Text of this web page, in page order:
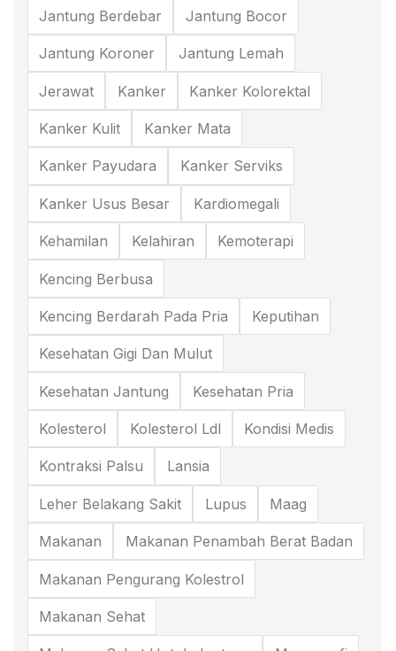
Jantung Berdebar Jantung Bocor
Jantung Koroner Jantung Lemah
Jerawat Kanker Kanker Kolorektal
Kanker Kulit Kanker Mata
Kanker Payudara Kanker Serviks
Kanker Usus Besar Kardiomegali
Kehamilan Kelahiran Kemoterapi
Kencing Berbusa
Kencing Berdarah Pada Pria Keputihan
Kesehatan Gigi Dan Mulut
Kesehatan Jantung Kesehatan Pria
Kolesterol Kolesterol Ldl Kondisi Medis
Kontraksi Palsu Lansia
Leher Belakang Sakit Lupus Maag
Makanan Makanan Penambah Berat Badan
Makanan Pengurang Kolestrol
Makanan Sehat